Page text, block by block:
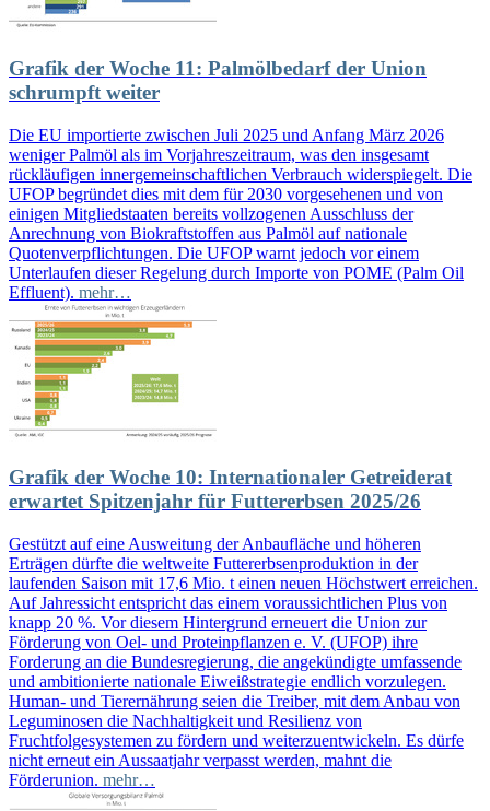
Grafik der Woche 11: Palmölbedarf der Union
schrumpft weiter
Die EU importierte zwischen Juli 2025 und Anfang März 2026
weniger Palmöl als im Vorjahreszeitraum, was den insgesamt
rückläufigen innergemeinschaftlichen Verbrauch widerspiegelt. Die
UFOP begründet dies mit dem für 2030 vorgesehenen und von
einigen Mitgliedstaaten bereits vollzogenen Ausschluss der
Anrechnung von Biokraftstoffen aus Palmöl auf nationale
Quotenverpflichtungen. Die UFOP warnt jedoch vor einem
Unterlaufen dieser Regelung durch Importe von POME (Palm Oil
Effluent). mehr…
Grafik der Woche 10: Internationaler Getreiderat
erwartet Spitzenjahr für Futtererbsen 2025/26
Gestützt auf eine Ausweitung der Anbaufläche und höheren
Erträgen dürfte die weltweite Futtererbsenproduktion in der
laufenden Saison mit 17,6 Mio. t einen neuen Höchstwert erreichen.
Auf Jahressicht entspricht das einem voraussichtlichen Plus von
knapp 20 %. Vor diesem Hintergrund erneuert die Union zur
Förderung von Oel- und Proteinpflanzen e. V. (UFOP) ihre
Forderung an die Bundesregierung, die angekündigte umfassende
und ambitionierte nationale Eiweißstrategie endlich vorzulegen.
Human- und Tierernährung seien die Treiber, mit dem Anbau von
Leguminosen die Nachhaltigkeit und Resilienz von
Fruchtfolgesystemen zu fördern und weiterzuentwickeln. Es dürfe
nicht erneut ein Aussaatjahr verpasst werden, mahnt die
Förderunion. mehr…